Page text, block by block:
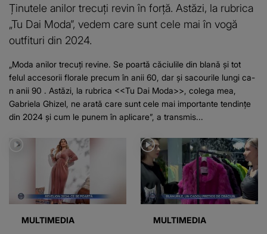
Ținutele anilor trecuți revin în forță. Astăzi, la rubrica
„Tu Dai Moda”, vedem care sunt cele mai în vogă
outfituri din 2024.
„Moda anilor trecuți revine. Se poartă căciulile din blană și tot
felul accesorii florale precum în anii 60, dar și sacourile lungi ca-
n anii 90 . Astăzi, la rubrica <<Tu Dai Moda>>, colega mea,
Gabriela Ghizel, ne arată care sunt cele mai importante tendințe
din 2024 și cum le punem în aplicare”, a transmis...
MULTIMEDIA MULTIMEDIA